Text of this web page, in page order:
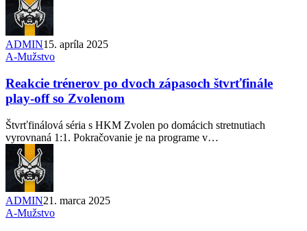
ADMIN15. apríla 2025
A-Mužstvo
Reakcie trénerov po dvoch zápasoch štvrťfinále
play-off so Zvolenom
Štvrťfinálová séria s HKM Zvolen po domácich stretnutiach
vyrovnaná 1:1. Pokračovanie je na programe v…
ADMIN21. marca 2025
A-Mužstvo